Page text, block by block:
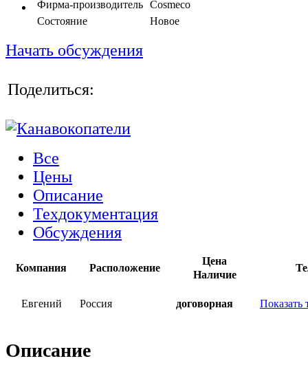
Фирма-производитель Cosmeco
Состояние
Новое
Начать обсуждения
Поделиться:
Все
Цены
Описание
Техдокументация
Обсуждения
Компания Расположение
Цена
Наличие
Евгений Россия договорная Показать
Описание